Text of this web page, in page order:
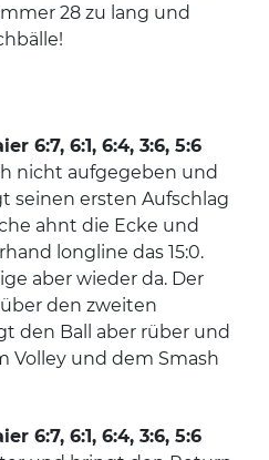
28 zu lang und
6:7, 6:1, 6:4, 3:6, 5:6
nicht aufgegeben und
seinen ersten Aufschlag
ahnt die Ecke und
longline das 15:0.
aber wieder da. Der
den zweiten
den Ball aber rüber und
Volley und dem Smash
6:7, 6:1, 6:4, 3:6, 5:6